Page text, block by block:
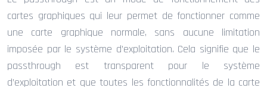
cartes graphiques qui leur permet de fonctionner comme
une carte graphique normale, sans aucune limitation
imposée par le système d’exploitation. Cela signifie que le
passthrough est transparent pour le système
d’exploitation et que toutes les fonctionnalités de la carte